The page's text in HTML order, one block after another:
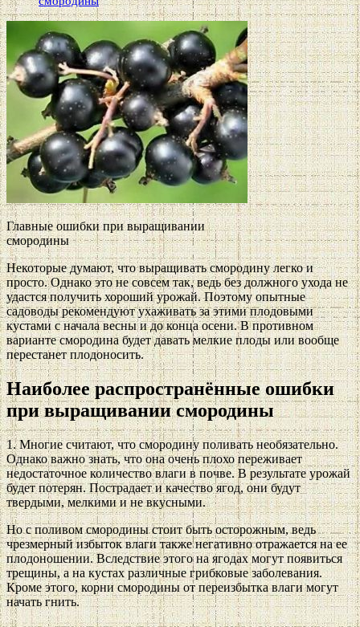
Главные ошибки при выращивании
смородины
Некоторые думают, что выращивать смородину легко и
просто. Однако это не совсем так, ведь без должного ухода не
удастся получить хороший урожай. Поэтому опытные
садоводы рекомендуют ухаживать за этими плодовыми
кустами с начала весны и до конца осени. В противном
варианте смородина будет давать мелкие плоды или вообще
перестанет плодоносить.
Наиболее распространённые ошибки
при выращивании смородины
1. Многие считают, что смородину поливать необязательно.
Однако важно знать, что она очень плохо переживает
недостаточное количество влаги в почве. В результате урожай
будет потерян. Пострадает и качество ягод, они будут
твердыми, мелкими и не вкусными.
Но с поливом смородины стоит быть осторожным, ведь
чрезмерный избыток влаги также негативно отражается на ее
плодоношении. Вследствие этого на ягодах могут появиться
трещины, а на кустах различные грибковые заболевания.
Кроме этого, корни смородины от переизбытка влаги могут
начать гнить.